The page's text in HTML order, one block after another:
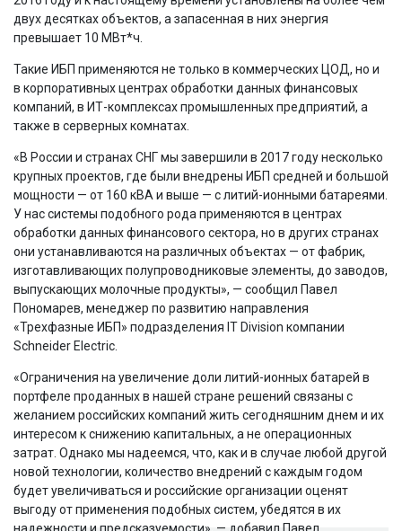
двух десятках объектов, а запасенная в них энергия
превышает 10 МВт*ч.
Такие ИБП применяются не только в коммерческих ЦОД, но и
в корпоративных центрах обработки данных финансовых
компаний, в ИТ-комплексах промышленных предприятий, а
также в серверных комнатах.
«В России и странах СНГ мы завершили в 2017 году несколько
крупных проектов, где были внедрены ИБП средней и большой
мощности — от 160 кВА и выше — с литий-ионными батареями.
У нас системы подобного рода применяются в центрах
обработки данных финансового сектора, но в других странах
они устанавливаются на различных объектах — от фабрик,
изготавливающих полупроводниковые элементы, до заводов,
выпускающих молочные продукты», — сообщил Павел
Пономарев, менеджер по развитию направления
«Трехфазные ИБП» подразделения IT Division компании
Schneider Electric.
«Ограничения на увеличение доли литий-ионных батарей в
портфеле проданных в нашей стране решений связаны с
желанием российских компаний жить сегодняшним днем и их
интересом к снижению капитальных, а не операционных
затрат. Однако мы надеемся, что, как и в случае любой другой
новой технологии, количество внедрений с каждым годом
будет увеличиваться и российские организации оценят
выгоду от применения подобных систем, убедятся в их
надежности и предсказуемости», — добавил Павел